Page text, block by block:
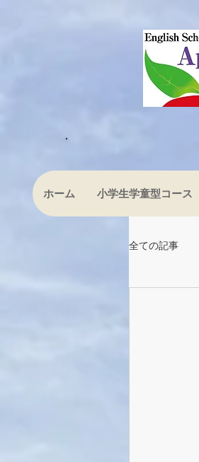
ホーム 小学生学童型コース
全ての記事